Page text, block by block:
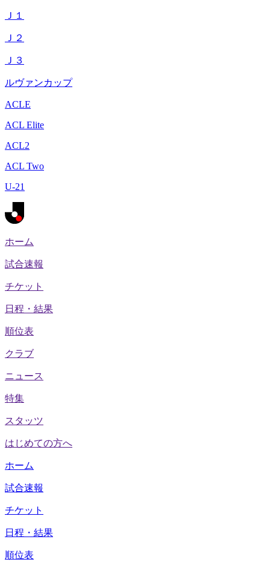
Ｊ１
Ｊ２
Ｊ３
ルヴァンカップ
ACLE
ACL Elite
ACL2
ACL Two
U-21
ホーム
試合速報
チケット
日程・結果
順位表
クラブ
ニュース
特集
スタッツ
はじめての方へ
ホーム
試合速報
チケット
日程・結果
順位表